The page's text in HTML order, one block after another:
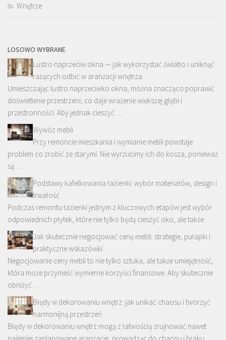
Wnętrze
LOSOWO WYBRANE
Lustro naprzeciw okna — jak wykorzystać światło i uniknąć
rażących odbić w aranżacji wnętrza
Umieszczając lustro naprzeciwko okna, można znacząco poprawić
doświetlenie przestrzeni, co daje wrażenie większej głębi i
przestronności. Aby jednak cieszyć …
Wywóz mebli
Przy remoncie mieszkania i wymianie mebli powstaje
problem co zrobić ze starymi. Nie wyrzucimy ich do kosza, ponieważ
są …
Podstawy kafelkowania łazienki: wybór materiałów, design i
trwałość
Podczas remontu łazienki jednym z kluczowych etapów jest wybór
odpowiednich płytek, które nie tylko będą cieszyć oko, ale także …
Jak skutecznie negocjować cenę mebli: strategie, pułapki i
praktyczne wskazówki
Negocjowanie ceny mebli to nie tylko sztuka, ale także umiejętność,
która może przynieść wymierne korzyści finansowe. Aby skutecznie
obniżyć …
Błędy w dekorowaniu wnętrz: jak unikać chaosu i tworzyć
harmonijną przestrzeń
Błędy w dekorowaniu wnętrz mogą z łatwością zrujnować nawet